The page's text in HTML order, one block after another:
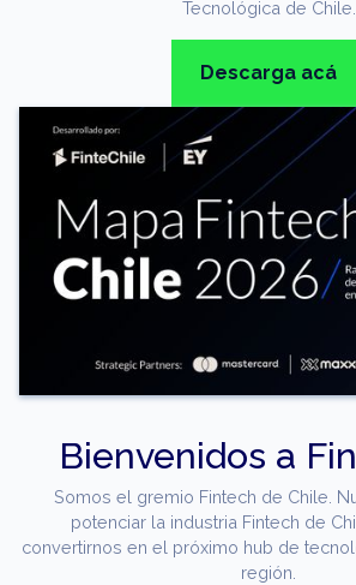
Tecnológica de Chile.
Descarga acá
Bienvenidos a
Somos el gremio Fintech de Chile.
potenciar la industria Fintech de
convertirnos en el próximo hub de
región.